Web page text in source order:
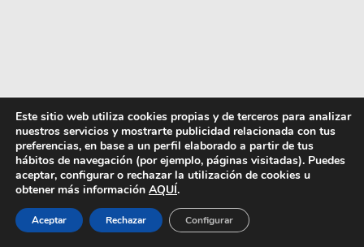
Este sitio web utiliza cookies propias y de terceros para analizar
nuestros servicios y mostrarte publicidad relacionada con tus
preferencias, en base a un perfil elaborado a partir de tus
hábitos de navegación (por ejemplo, páginas visitadas). Puedes
aceptar, configurar o rechazar la utilización de cookies u
obtener más información AQUÍ.
Aceptar Rechazar Configurar